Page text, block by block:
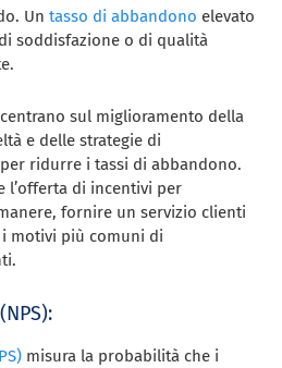
Untasso di abbandono elevato
soddisfazione o di qualità
sul miglioramento della
e delle strategie di
ridurre i tassi di abbandono.
l’offerta di incentivi per
fornire un servizio clienti
motivi più comuni di
misura la probabilità che i